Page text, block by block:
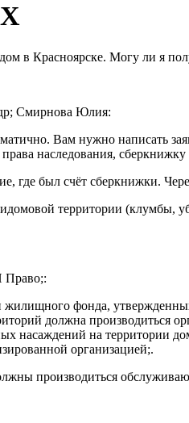
в Красноярске. Могу ли я
Смирнова Юлия:
Вам нужно написать
наследования,
где был счёт сберкнижки.
территории (клумбы,
Право;:
фонда,
должна
насаждений на территории
организацией;.
производиться